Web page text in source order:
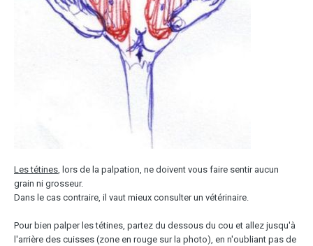
Les tétines , lors de la palpation, ne doivent vous faire sentir aucun
grain ni grosseur.
Dans le cas contraire, il vaut mieux consulter un vétérinaire.
Pour bien palper les tétines, partez du dessous du cou et allez jusqu'à
l'arrière des cuisses (zone en rouge sur la photo), en n'oubliant pas de